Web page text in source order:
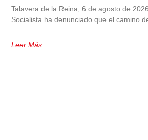
Talavera de la Reina, 6 de agosto de
Socialista ha denunciado que el camino
Leer Más